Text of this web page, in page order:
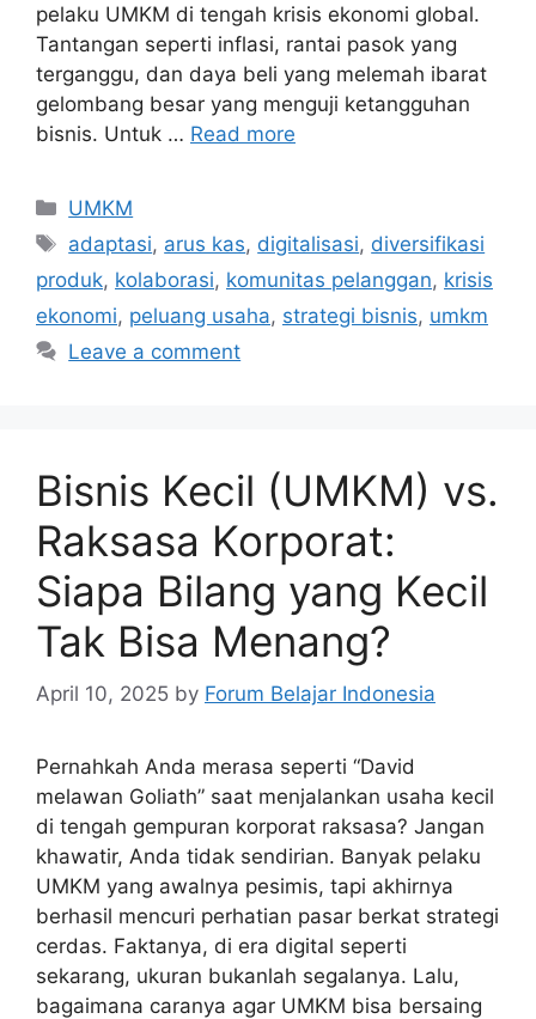
pelaku UMKM di tengah krisis ekonomi global.
Tantangan seperti inflasi, rantai pasok yang
terganggu, dan daya beli yang melemah ibarat
gelombang besar yang menguji ketangguhan
bisnis. Untuk … Read more
UMKM
adaptasi, arus kas, digitalisasi, diversifikasi
produk, kolaborasi, komunitas pelanggan, krisis
ekonomi, peluang usaha, strategi bisnis, umkm
Leave a comment
Bisnis Kecil (UMKM) vs.
Raksasa Korporat:
Siapa Bilang yang Kecil
Tak Bisa Menang?
April 10, 2025 by Forum Belajar Indonesia
Pernahkah Anda merasa seperti “David
melawan Goliath” saat menjalankan usaha kecil
di tengah gempuran korporat raksasa? Jangan
khawatir, Anda tidak sendirian. Banyak pelaku
UMKM yang awalnya pesimis, tapi akhirnya
berhasil mencuri perhatian pasar berkat strategi
cerdas. Faktanya, di era digital seperti
sekarang, ukuran bukanlah segalanya. Lalu,
bagaimana caranya agar UMKM bisa bersaing